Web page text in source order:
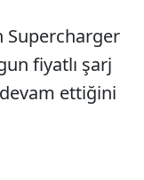
Supercharger
fiyatlı şarj
ettiğini